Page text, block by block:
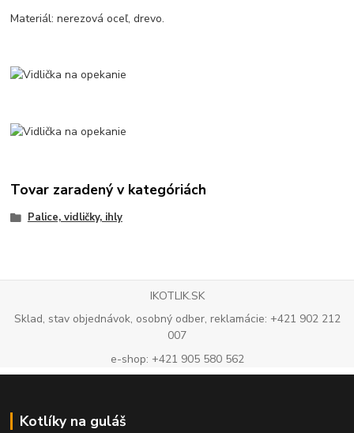
Materiál: nerezová oceľ, drevo.
Tovar zaradený v kategóriách
Palice, vidličky, ihly
IKOTLIK.SK
Sklad, stav objednávok, osobný odber, reklamácie: +421 902 212
007
e-shop: +421 905 580 562
Kotlíky na guláš